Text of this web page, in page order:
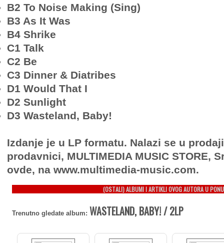
B2 To Noise Making (Sing)
B3 As It Was
B4 Shrike
C1 Talk
C2 Be
C3 Dinner & Diatribes
D1 Would That I
D2 Sunlight
D3 Wasteland, Baby!
Izdanje je u LP formatu. Nalazi se u
prodavnici, MULTIMEDIA MUSIC STORE,
ovde, na www.multimedia-music.com.
(OSTALI) ALBUMI I ARTIKLI OVOG AUTORA U
Trenutno gledate album: WASTELAND, BABY! / 2LP